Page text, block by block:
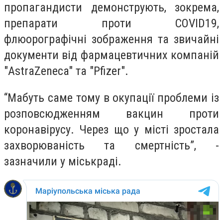
пропагандисти демонструють, зокрема,
препарати проти COVID19,
флюорографічні зображення та звичайні
документи від фармацевтичних компаній
"AstraZeneca" та "Pfizer".
“Мабуть саме тому в окупації проблеми із
розповсюдженням вакцин проти
коронавірусу. Через що у місті зростала
захворюваність та смертність”, -
зазначили у міськраді.